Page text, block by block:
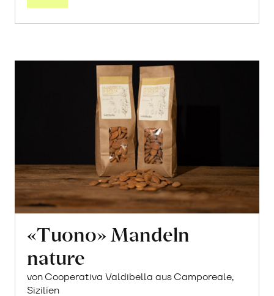
«Tuono» Mandeln
nature
von Cooperativa Valdibella aus Camporeale,
Sizilien